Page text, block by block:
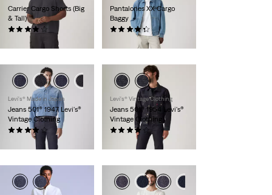
Carrier Cargo Shorts (Big
& Tall)
(16)
59,00 €
Pantalones XX Cargo
Baggy
(89)
Levi's® Made in Japan
Jeans 501® 1947 Levi's®
Vintage Clothing
(81)
320,00 €
Levi's® Vintage Clothing
Jeans 501® 1954 Levi's®
Vintage Clothing
320,00 €